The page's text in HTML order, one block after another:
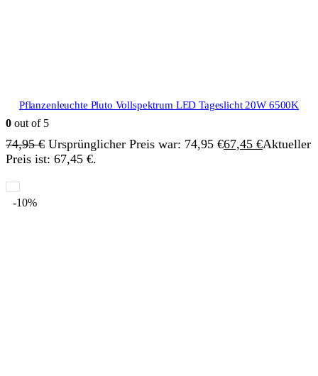
Pflanzenleuchte Pluto Vollspektrum LED Tageslicht 20W 6500K
0 out of 5
74,95€ Ursprünglicher Preis war: 74,95 €67,45 €Aktueller
Preis ist: 67,45 €.
-10%